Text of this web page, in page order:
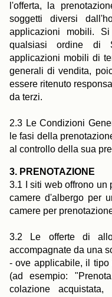
l'offerta, la
soggetti diversi
applicazioni mobili.
qualsiasi ordine di
applicazioni mobili di
generali di vendita,
essere ritenuto
da terzi.
2.3 Le Condizioni
le fasi della
al controllo della sua
3. PRENOTAZIONE
3.1 I siti web offrono un
camere d'albergo per
camere per
3.2 Le offerte di
accompagnate da una
- ove applicabile, il tipo
(ad esempio:
colazione